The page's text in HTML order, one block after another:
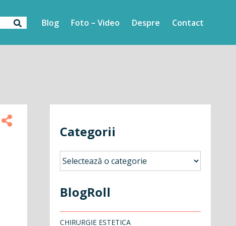
Blog Foto – Video Despre Contact
Categorii
Categorii
BlogRoll
CHIRURGIE ESTETICA